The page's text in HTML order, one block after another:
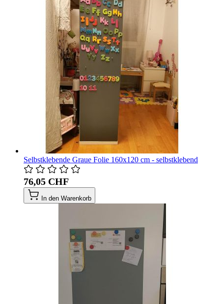
Selbstklebende Graue Folie 160x120 cm - selbstklebend
76,05 CHF
In den Warenkorb